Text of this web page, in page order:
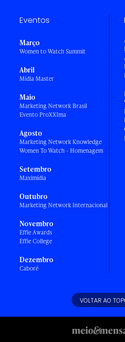
Eventos
Março
Women to Watch Summit
Abril
Mídia Master
Maio
Marketing Network Brasil
Evento ProXXIma
Agosto
Marketing Network Knowledge
Women To Watch - Homenagem
Setembro
Maximídia
Outubro
Marketing Network Internacional
Novembro
Effie Awards
Effie College
Dezembro
Caboré
VOLTAR AO